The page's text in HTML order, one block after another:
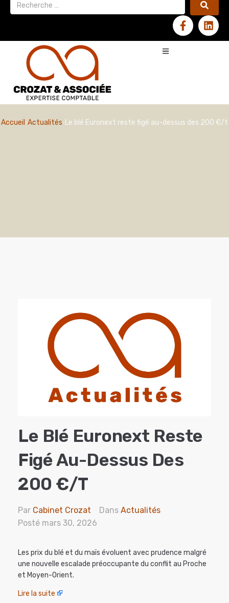
Accueil Actualités Le blé Euronext reste figé au-dessus des 200 €/t
Le Blé Euronext Reste
Figé Au-Dessus Des
200 €/t
Par Cabinet Crozat Dans Actualités
Posté mars 30, 2026
Les prix du blé et du maïs évoluent avec prudence malgré
une nouvelle escalade préoccupante du conflit au Proche
et Moyen-Orient.
Lire la suite